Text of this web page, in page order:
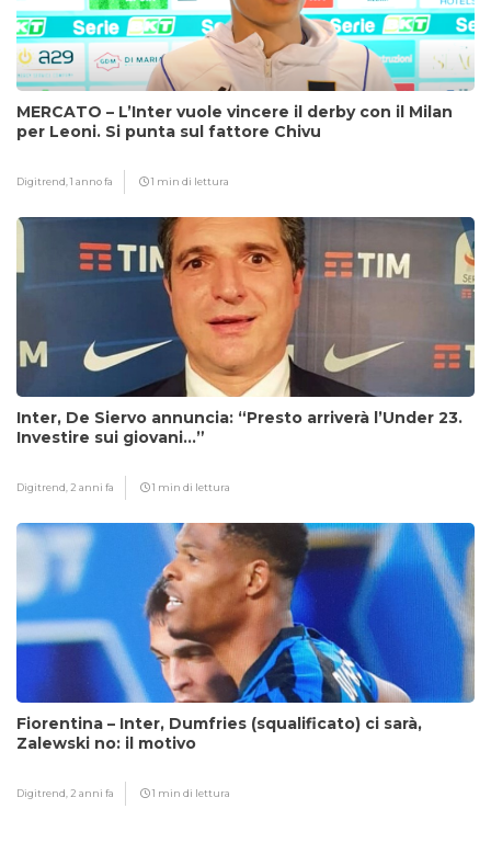
MERCATO – L’Inter vuole vincere il derby con il Milan
per Leoni. Si punta sul fattore Chivu
Digitrend,1 anno fa 1 min di lettura
Inter, De Siervo annuncia: “Presto arriverà l’Under 23.
Investire sui giovani…”
Digitrend, 2 anni fa 1 min di lettura
Fiorentina – Inter, Dumfries (squalificato) ci sarà,
Zalewski no: il motivo
Digitrend, 2 anni fa 1 min di lettura